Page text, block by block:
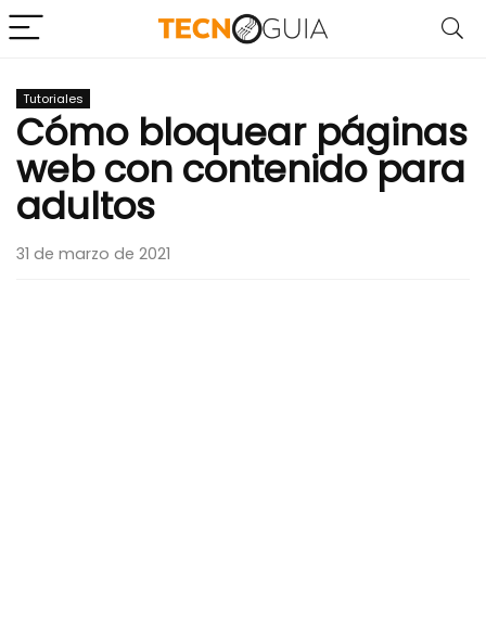
Tutoriales
Cómo bloquear páginas
web con contenido para
adultos
31 de marzo de 2021